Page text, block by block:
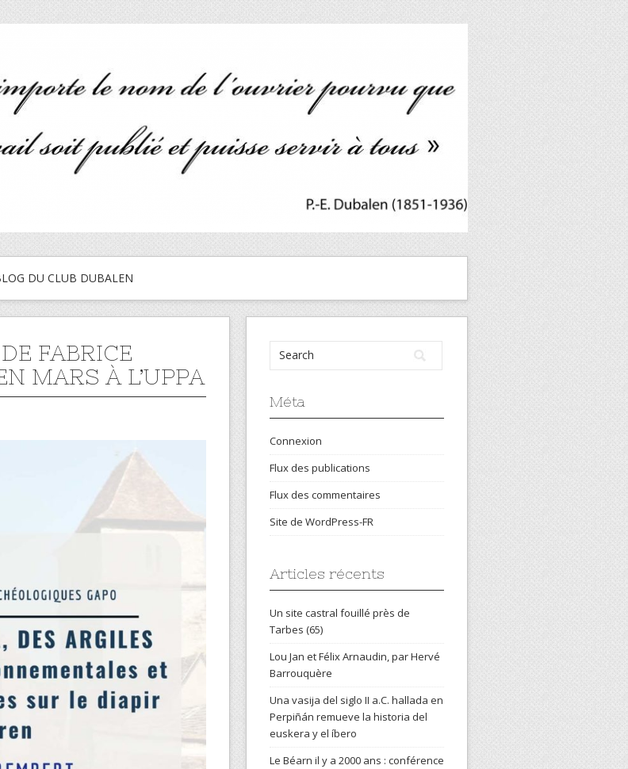
DU CLUB DUBALEN
FABRICE
MARS À L’UPPA
Méta
Connexion
Flux des publications
Flux des commentaires
Site de WordPress-FR
Articles récents
Un site castral fouillé près de
Tarbes (65)
Lou Jan et Félix Arnaudin, par Hervé
Barrouquère
Una vasija del siglo II a.C. hallada en
Perpiñán remueve la historia del
euskera y el íbero
Le Béarn il y a 2000 ans : conférence